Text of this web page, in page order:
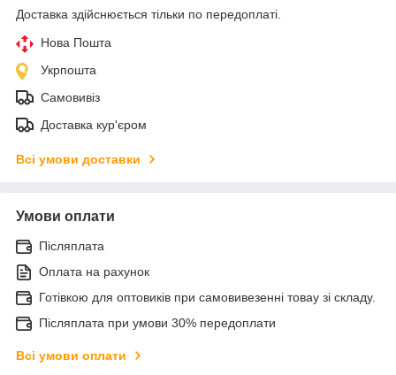
Доставка здійснюється тільки по передоплаті.
Нова Пошта
Укрпошта
Самовивіз
Доставка кур'єром
Всі умови доставки
Умови оплати
Післяплата
Оплата на рахунок
Готівкою для оптовиків при самовивезенні товау зі складу.
Післяплата при умови 30% передоплати
Всі умови оплати